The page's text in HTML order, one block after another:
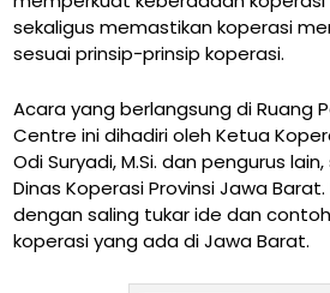
sekaligus memastikan koperasi
sesuai prinsip-prinsip koperasi.
Acara yang berlangsung di Ruang
Centre ini dihadiri oleh Ketua
Odi Suryadi, M.Si. dan pengurus
Dinas Koperasi Provinsi Jawa
dengan saling tukar ide dan
koperasi yang ada di Jawa Barat.